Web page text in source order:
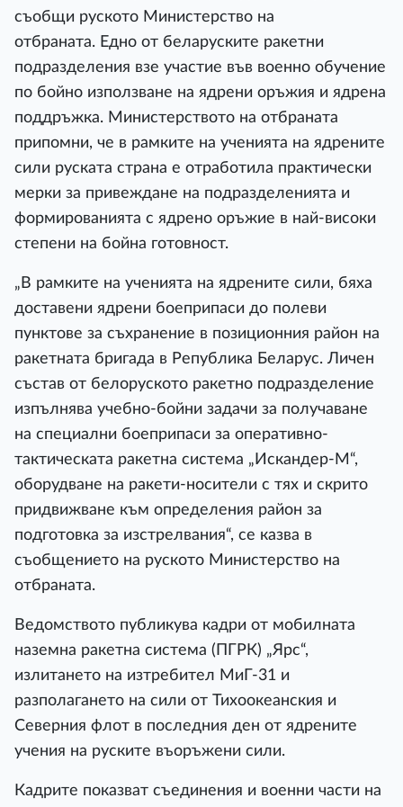
съобщи руското Министерство на
отбраната. Едно от беларуските ракетни
подразделения взе участие във военно обучение
по бойно използване на ядрени оръжия и ядрена
поддръжка. Министерството на отбраната
припомни, че в рамките на ученията на ядрените
сили руската страна е отработила практически
мерки за привеждане на подразделенията и
формированията с ядрено оръжие в най-високи
степени на бойна готовност.
„В рамките на ученията на ядрените сили, бяха
доставени ядрени боеприпаси до полеви
пунктове за съхранение в позиционния район на
ракетната бригада в Република Беларус. Личен
състав от белоруското ракетно подразделение
изпълнява учебно-бойни задачи за получаване
на специални боеприпаси за оперативно-
тактическата ракетна система „Искандер-М“,
оборудване на ракети-носители с тях и скрито
придвижване към определения район за
подготовка за изстрелвания“, се казва в
съобщението на руското Министерство на
отбраната.
Ведомството публикува кадри от мобилната
наземна ракетна система (ПГРК) „Ярс“,
излитането на изтребител МиГ-31 и
разполагането на сили от Тихоокеанския и
Северния флот в последния ден от ядрените
учения на руските въоръжени сили.
Кадрите показват съединения и военни части на